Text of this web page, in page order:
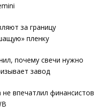
за границу
пленку
почему свечи нужно
завод
впечатлил финансистов